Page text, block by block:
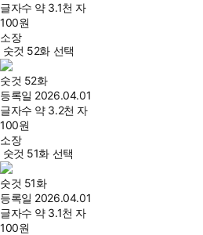
글자수 약 3.1천 자
100원
소장
숫것 52화 선택
숫것 52화
등록일 2026.04.01
글자수 약 3.2천 자
100원
소장
숫것 51화 선택
숫것 51화
등록일 2026.04.01
글자수 약 3.1천 자
100원